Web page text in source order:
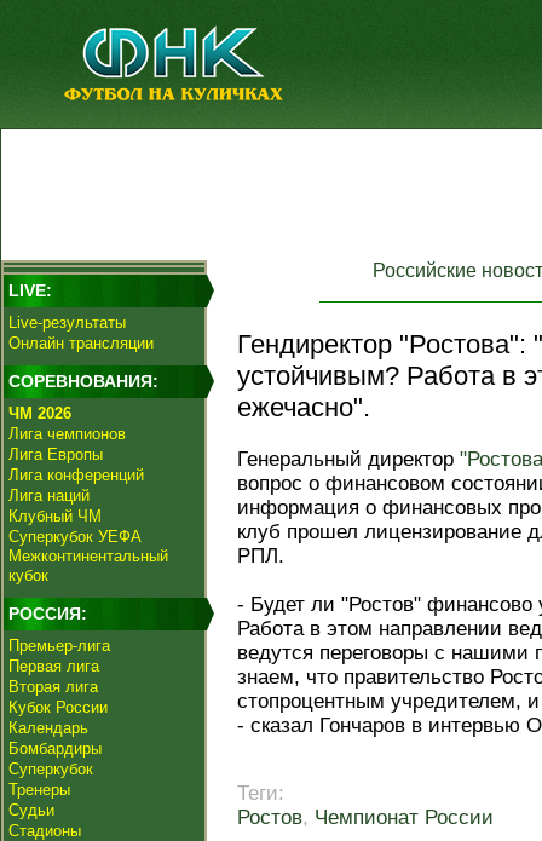
LIVE:
Live-результаты
Онлайн трансляции
СОРЕВНОВАНИЯ:
ЧМ 2026
Лига чемпионов
Лига Европы
Лига конференций
Лига наций
Клубный ЧМ
Суперкубок УЕФА
Межконтинентальный
кубок
РОССИЯ:
Премьер-лига
Первая лига
Вторая лига
Кубок России
Календарь
Бомбардиры
Суперкубок
Тренеры
Судьи
Стадионы
Российские
Гендиректор
устойчивым? Работа в
ежечасно".
Генеральный директор
вопрос о финансовом
информация о финансовых
клуб прошел лицензирование
РПЛ.
- Будет ли "Ростов"
Работа в этом направлении
ведутся переговоры с
знаем, что правительство
стопроцентным учредителем,
- сказал Гончаров в интервью
Теги:
Ростов, Чемпионат России